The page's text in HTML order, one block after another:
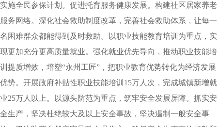
实施全民参保计划。促进托育服务健康发展。构建社区居家养老
服务网络。深化社会救助制度改革，完善社会救助体系，让每一
名困难群众都能得到及时救助。以职业技能教育培训为重点，实
现更加充分更高质量就业。强化就业优先导向，推动职业技能培
训提质增效，培塑“永州工匠”，把职业教育优势转化为经济发展
优势。开展政府补贴性职业技能培训15万人次，完成城镇新增就
业25万人以上。以源头防范为重点，筑牢安全发展屏障。抓实安
全生产，坚决杜绝较大及以上安全事故，坚决遏制一般安全事